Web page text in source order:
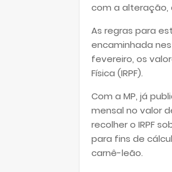
com a alteração,
As regras para
encaminhada
fevereiro, os
Física (IRPF).
Com a MP, já
mensal no valor
recolher o IRPF
para fins de
carnê-leão.